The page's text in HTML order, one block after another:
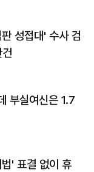
성접대' 수사 검
부실여신은 1.7
' 표결 없이 휴